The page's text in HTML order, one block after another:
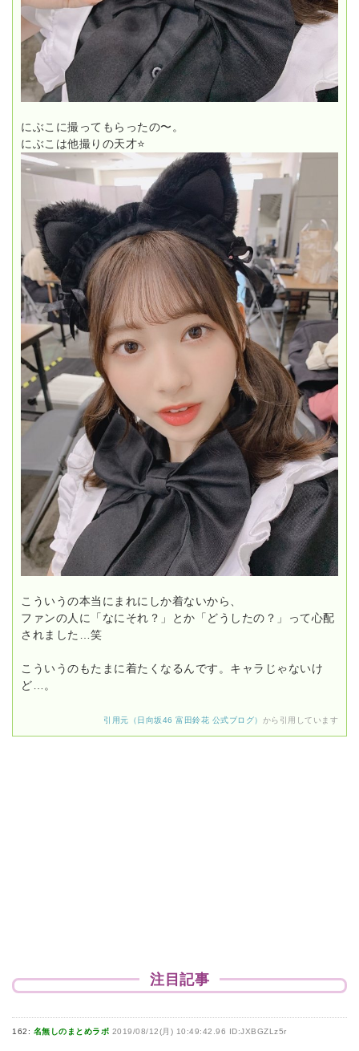
にぶこに撮ってもらったの〜。
にぶこは他撮りの天才⭐️
こういうの本当にまれにしか着ないから、
ファンの人に「なにそれ？」とか「どうしたの？」って心配
されました…笑
こういうのもたまに着たくなるんです。キャラじゃないけ
ど…。
引用元（日向坂46 富田鈴花 公式ブログ） から引用しています
注目記事
162: 名無しのまとめラボ 2019/08/12(月) 10:49:42.96 ID:JXBGZLz5r